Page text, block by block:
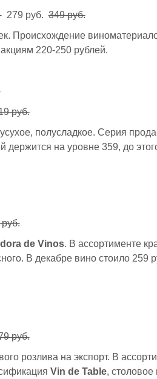
- 279 руб.349 руб.
Происхождение
220-250 рублей.
руб.
полусладкое. Серия
держится на уровне 359, до
de Vinos. В ассортименте
В декабре вино стоило 259
руб.
розлива на экспорт. В
Vin de Table, столовое